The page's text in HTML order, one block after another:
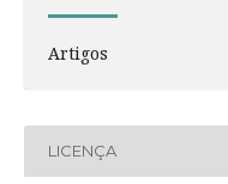
Artigos
LICENÇA